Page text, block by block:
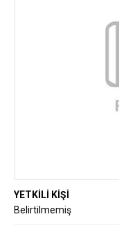
YETKİLİ KİŞİ
Belirtilmemiş